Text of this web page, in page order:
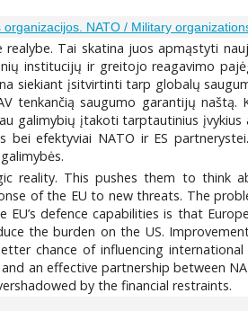
organizacijos. NATO / Military
realybe. Tai skatina juos apmąstyti
institucijų ir greitojo reagavimo
siekiant įsitvirtinti tarp globalų
tenkančią saugumo garantijų
galimybių įtakoti tarptautinius
bei efektyviai NATO ir ES
reality. This pushes them to think
of the EU to new threats. The
defence capabilities is that
the burden on the US.
chance of influencing
an effective partnership between
by the financial restraints.